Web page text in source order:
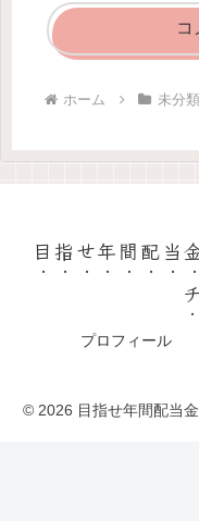
コ
ホーム 未分類
目指せ年間配当
プロフィール
© 2026 目指せ年間配当